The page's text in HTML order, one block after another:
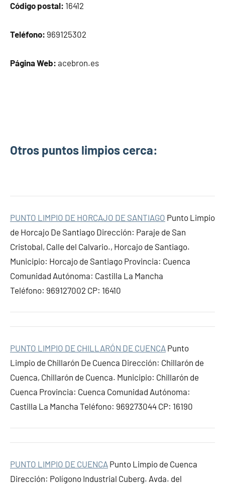
Código postal: 16412
Teléfono: 969125302
Página Web: acebron.es
Otros puntos limpios cerca:
PUNTO LIMPIO DE HORCAJO DE SANTIAGO Punto Limpio
de Horcajo De Santiago Dirección: Paraje de San
Cristobal, Calle del Calvario., Horcajo de Santiago.
Municipio: Horcajo de Santiago Provincia: Cuenca
Comunidad Autónoma: Castilla La Mancha
Teléfono: 969127002 CP: 16410
PUNTO LIMPIO DE CHILLARÓN DE CUENCA Punto
Limpio de Chillarón De Cuenca Dirección: Chillarón de
Cuenca, Chillarón de Cuenca. Municipio: Chillarón de
Cuenca Provincia: Cuenca Comunidad Autónoma:
Castilla La Mancha Teléfono: 969273044 CP: 16190
PUNTO LIMPIO DE CUENCA Punto Limpio de Cuenca
Dirección: Polígono Industrial Cuberg. Avda. del